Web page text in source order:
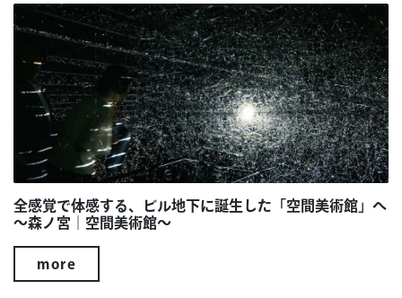
全感覚で体感する、ビル地下に誕生した「空間美術館」へ
～森ノ宮｜空間美術館～
more